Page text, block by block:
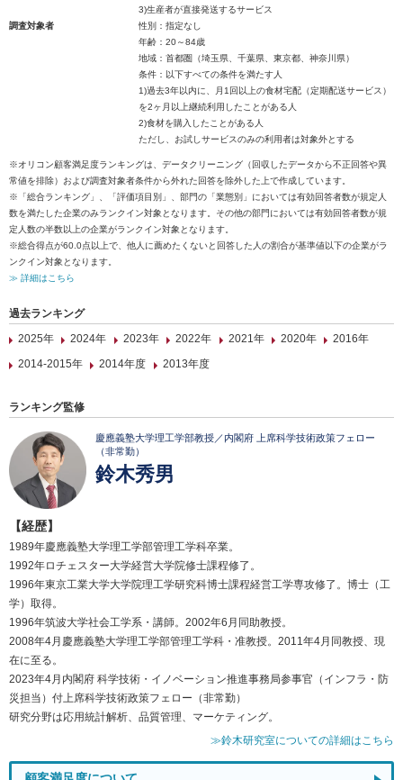
3)生産者が直接発送するサービス
調査対象者
性別：指定なし
年齢：20～84歳
地域：首都圏（埼玉県、千葉県、東京都、神奈川県）
条件：以下すべての条件を満たす人
1)過去3年以内に、月1回以上の食材宅配（定期配送サービス）
を2ヶ月以上継続利用したことがある人
2)食材を購入したことがある人
ただし、お試しサービスのみの利用者は対象外とする
※オリコン顧客満足度ランキングは、データクリーニング（回収したデータから不正回答や異
常値を排除）および調査対象者条件から外れた回答を除外した上で作成しています。
※「総合ランキング」、「評価項目別」、部門の「業態別」においては有効回答者数が規定人
数を満たした企業のみランクイン対象となります。その他の部門においては有効回答者数が規
定人数の半数以上の企業がランクイン対象となります。
※総合得点が60.0点以上で、他人に薦めたくないと回答した人の割合が基準値以下の企業がラ
ンクイン対象となります。
≫ 詳細はこちら
過去ランキング
2025年
2024年 2023年 2022年 2021年 2020年
2016年
2014-2015年
2014年度 2013年度
ランキング監修
慶應義塾大学理工学部教授／内閣府 上席科学技術政策フェロー
（非常勤）
鈴木秀男
【経歴】
1989年慶應義塾大学理工学部管理工学科卒業。
1992年ロチェスター大学経営大学院修士課程修了。
1996年東京工業大学大学院理工学研究科博士課程経営工学専攻修了。博士（工
学）取得。
1996年筑波大学社会工学系・講師。2002年6月同助教授。
2008年4月慶應義塾大学理工学部管理工学科・准教授。2011年4月同教授、現
在に至る。
2023年4月内閣府 科学技術・イノベーション推進事務局参事官（インフラ・防
災担当）付上席科学技術政策フェロー（非常勤）
研究分野は応用統計解析、品質管理、マーケティング。
≫鈴木研究室についての詳細はこちら